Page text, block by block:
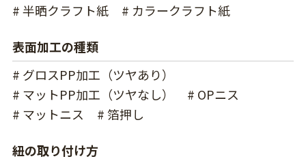
# 半晒クラフト紙
# カラークラフト紙
表面加工の種類
# グロスPP加工（ツヤあり）
# マットPP加工（ツヤなし）
# OPニス
# マットニス
# 箔押し
紐の取り付け方